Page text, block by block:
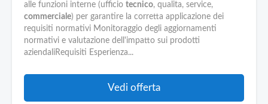
alle funzioni interne (ufficio tecnico, qualita, service,
commerciale) per garantire la corretta applicazione dei
requisiti normativi Monitoraggio degli aggiornamenti
normativi e valutazione dell'impatto sui prodotti
aziendaliRequisiti Esperienza...
Vedi offerta